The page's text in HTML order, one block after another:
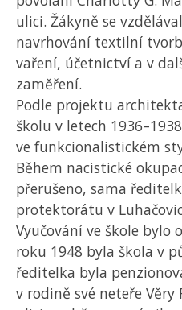
ulici. Žákyně se
navrhování textilní
vaření, účetnictví a v
zaměření.
Podle projektu
školu v letech
ve funkcionalistickém
Během nacistické
přerušeno, sama
protektorátu v
Vyučování ve škole bylo
roku 1948 byla škola v
ředitelka byla
v rodině své neteře Věry